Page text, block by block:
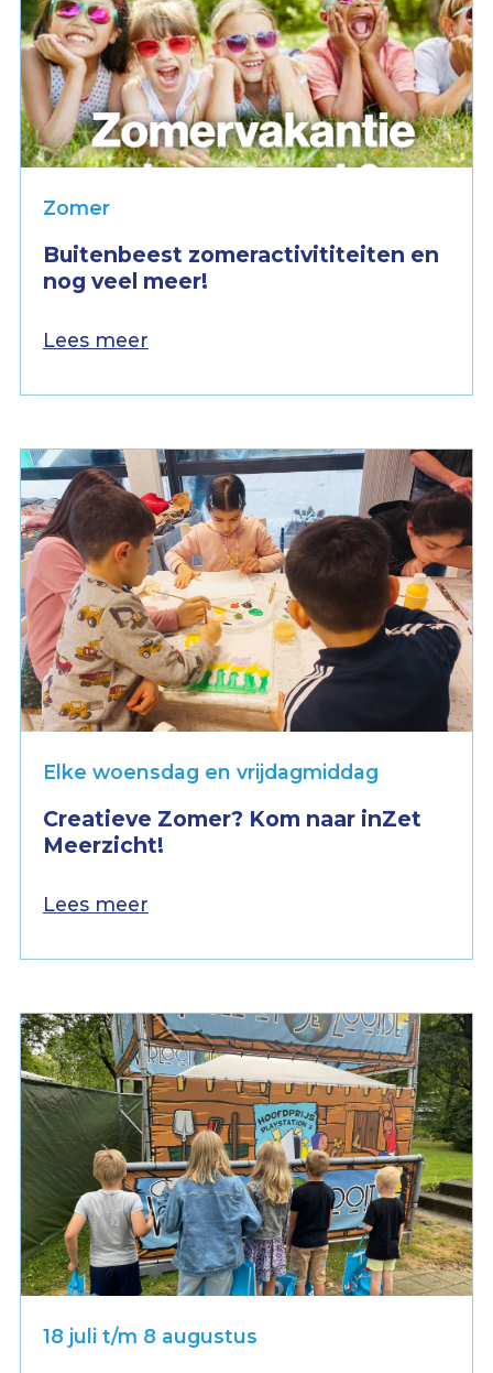
Zomer
Buitenbeest zomeractivititeiten en
nog veel meer!
Lees meer
Elke woensdag en vrijdagmiddag
Creatieve Zomer? Kom naar inZet
Meerzicht!
Lees meer
18 juli t/m 8 augustus